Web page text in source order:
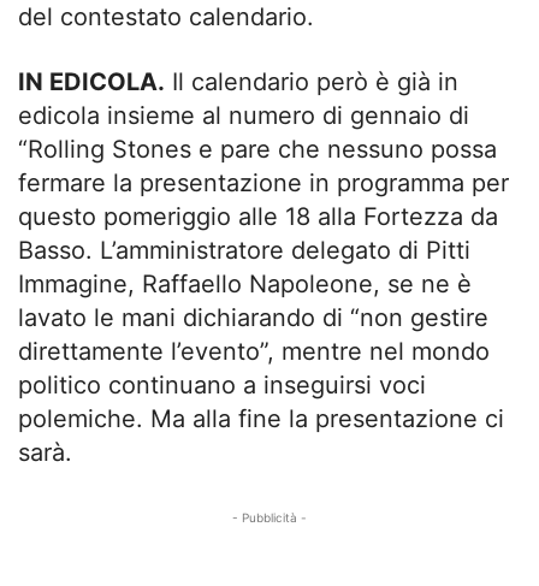
del contestato calendario.
IN EDICOLA. Il calendario però è già in
edicola insieme al numero di gennaio di
“Rolling Stones e pare che nessuno possa
fermare la presentazione in programma per
questo pomeriggio alle 18 alla Fortezza da
Basso. L’amministratore delegato di Pitti
Immagine, Raffaello Napoleone, se ne è
lavato le mani dichiarando di “non gestire
direttamente l’evento”, mentre nel mondo
politico continuano a inseguirsi voci
polemiche. Ma alla fine la presentazione ci
sarà.
- Pubblicità -